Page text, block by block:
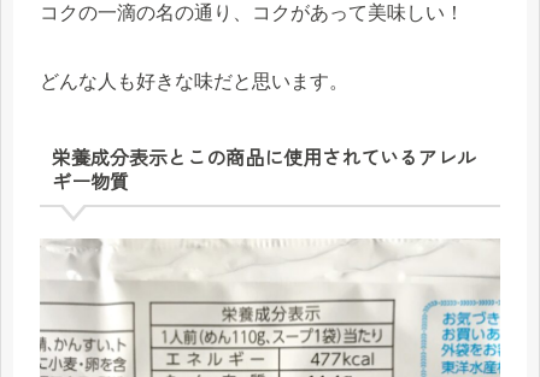
コクの一滴の名の通り、コクがあって美味しい！
どんな人も好きな味だと思います。
栄養成分表示とこの商品に使用されているアレル
ギー物質